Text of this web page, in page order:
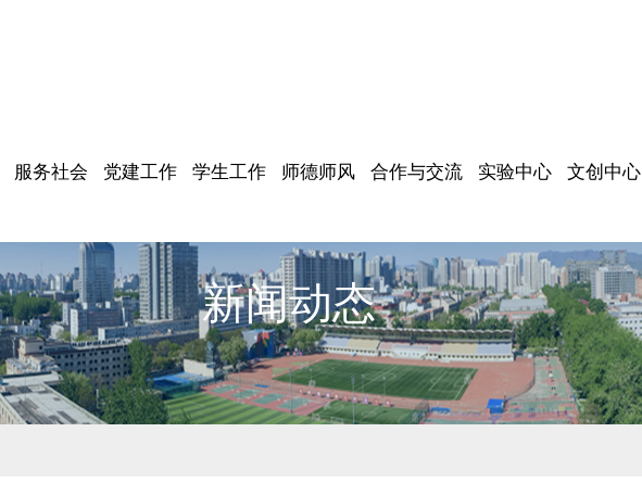
服务社会 党建工作 学生工作 师德师风 合作与交流 实验中心 文创中心
新闻动态